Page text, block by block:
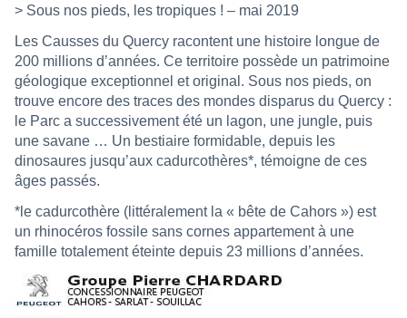
> Sous nos pieds, les tropiques ! – mai 2019
Les Causses du Quercy racontent une histoire longue de
200 millions d’années. Ce territoire possède un patrimoine
géologique exceptionnel et original. Sous nos pieds, on
trouve encore des traces des mondes disparus du Quercy :
le Parc a successivement été un lagon, une jungle, puis
une savane … Un bestiaire formidable, depuis les
dinosaures jusqu’aux cadurcothères*, témoigne de ces
âges passés.
*le cadurcothère (littéralement la « bête de Cahors ») est
un rhinocéros fossile sans cornes appartement à une
famille totalement éteinte depuis 23 millions d’années.